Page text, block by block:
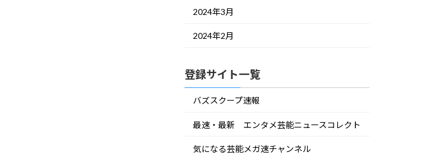
2024年3月
2024年2月
登録サイト一覧
バズスクープ速報
最速・最新 エンタメ芸能ニュースコレクト
気になる芸能メガ速チャンネル